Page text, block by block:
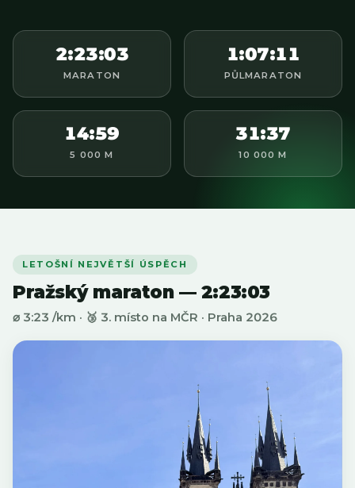
2:23:03
MARATON
1:07:11
PŮLMARATON
14:59
5 000 M
31:37
10 000 M
LETOŠNÍ NEJVĚTŠÍ ÚSPĚCH
Pražský maraton — 2:23:03
⌀ 3:23 /km · 🥉 3. místo na MČR · Praha 2026